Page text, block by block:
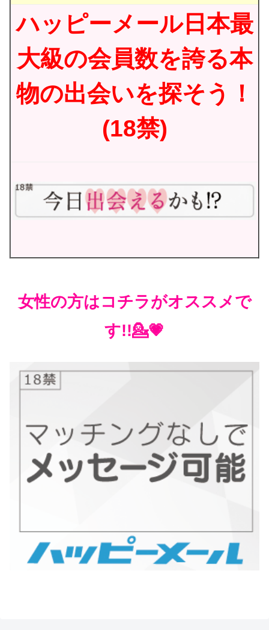
ハッピーメール日本最
大級の会員数を誇る本
物の出会いを探そう！
(18禁)
女性の方はコチラがオススメで
す!!💁💗